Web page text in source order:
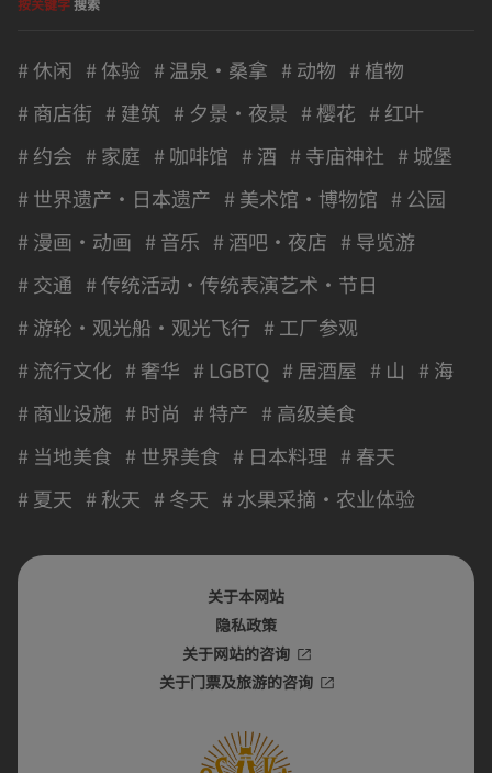
# 休闲 # 体验 # 温泉・桑拿 # 动物 # 植物
# 商店街 # 建筑 # 夕景・夜景 # 樱花 # 红叶
# 约会 # 家庭 # 咖啡馆 # 酒 # 寺庙神社 # 城堡
# 世界遗产・日本遗产 # 美术馆・博物馆 # 公园
# 漫画・动画 # 音乐 # 酒吧・夜店 # 导览游
# 交通 # 传统活动・传统表演艺术・节日
# 游轮・观光船・观光飞行 # 工厂参观
# 流行文化 # 奢华 # LGBTQ # 居酒屋 # 山 # 海
# 商业设施 # 时尚 # 特产 # 高级美食
# 当地美食 # 世界美食 # 日本料理 # 春天
# 夏天 # 秋天 # 冬天 # 水果采摘・农业体验
关于本网站
隐私政策
关于网站的咨询
关于门票及旅游的咨询